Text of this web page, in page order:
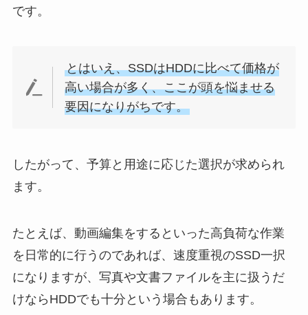
です。
とはいえ、SSDはHDDに比べて価格が
高い場合が多く、ここが頭を悩ませる
要因になりがちです。
したがって、予算と用途に応じた選択が求められ
ます。
たとえば、動画編集をするといった高負荷な作業
を日常的に行うのであれば、速度重視のSSD一択
になりますが、写真や文書ファイルを主に扱うだ
けならHDDでも十分という場合もあります。